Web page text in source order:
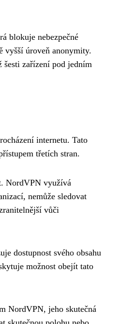
blokuje nebezpečné
vyšší úroveň anonymity.
šesti zařízení pod jedním
internetu. Tato
třetích stran.
NordVPN využívá
nemůže sledovat
vůči
dostupnost svého obsahu
možnost obejít tato
NordVPN, jeho skutečná